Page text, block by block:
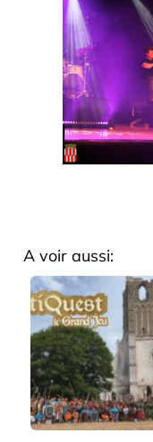
A voir aussi: